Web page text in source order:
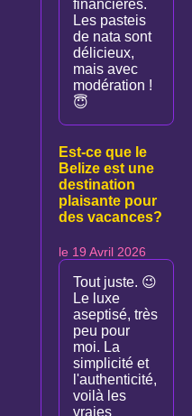
financières.
Les pasteis
de nata sont
délicieux,
mais avec
modération !
😇
Est-ce que le
Belize est une
destination
plaisante pour
des vacances?
le 19 Avril 2026
Tout juste. 😉
Le luxe
aseptisé, très
peu pour
moi. La
simplicité et
l'authenticité,
voilà les
vraies